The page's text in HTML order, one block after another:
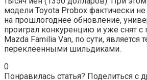
модели Toyota Probox фактически
на прошлогоднее обновление,
проиграл конкуренцию и уже снят с
Mazda Familia Van, по сути,
переклеенными шильдиками.
0
Понравилась статья? Поделиться с